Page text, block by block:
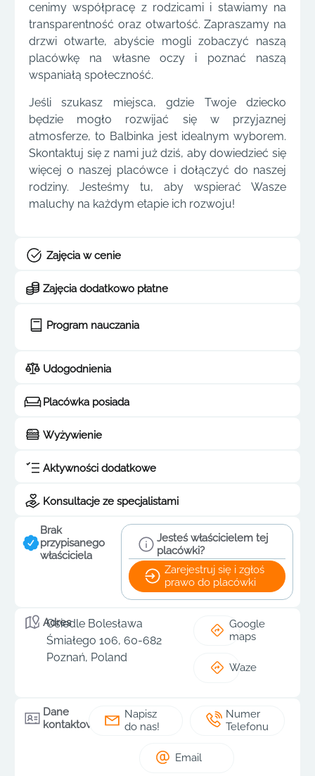
cenimy współpracę z rodzicami i stawiamy na
transparentność oraz otwartość. Zapraszamy na
drzwi otwarte, abyście mogli zobaczyć naszą
placówkę na własne oczy i poznać naszą
wspaniałą społeczność.
Jeśli szukasz miejsca, gdzie Twoje dziecko
będzie mogło rozwijać się w przyjaznej
atmosferze, to Balbinka jest idealnym wyborem.
Skontaktuj się z nami już dziś, aby dowiedzieć się
więcej o naszej placówce i dołączyć do naszej
rodziny. Jesteśmy tu, aby wspierać Wasze
maluchy na każdym etapie ich rozwoju!
Zajęcia w cenie
Zajęcia dodatkowo płatne
Program nauczania
Udogodnienia
Placówka posiada
Wyżywienie
Aktywności dodatkowe
Konsultacje ze specjalistami
Brak
przypisanego
właściciela
Jesteś właścicielem tej
placówki?
Zarejestruj się i zgłoś
prawo do placówki
Adres
Osiedle Bolesława
Śmiałego 106, 60-682
Poznań, Poland
Google
maps
Waze
Dane
kontaktowe
Napisz
do nas!
Numer
Telefonu
Email